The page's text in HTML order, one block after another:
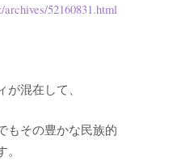
52160831.html
混在して、
もその豊かな民族的